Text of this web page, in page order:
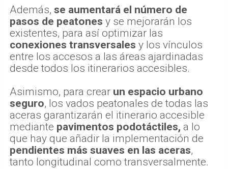
Además, se aumentará el número de
pasos de peatones y se mejorarán los
existentes, para así optimizar las
conexiones transversales y los vínculos
entre los accesos a las áreas ajardinadas
desde todos los itinerarios accesibles.
Asimismo, para crear un espacio urbano
seguro, los vados peatonales de todas las
aceras garantizarán el itinerario accesible
mediante pavimentos podotáctiles, a lo
que hay que añadir la implementación de
pendientes más suaves en las aceras,
tanto longitudinal como transversalmente.